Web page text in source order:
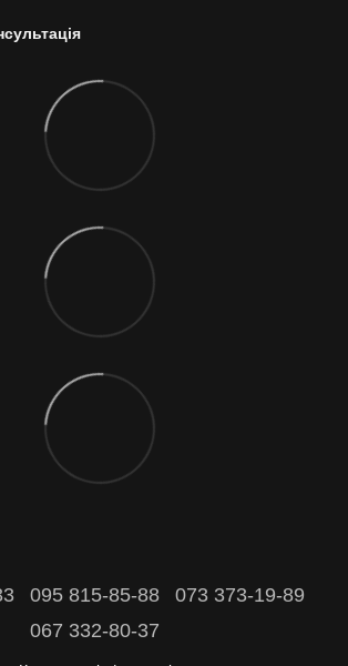
095 815-85-88
073 373-19-89
067 332-80-37